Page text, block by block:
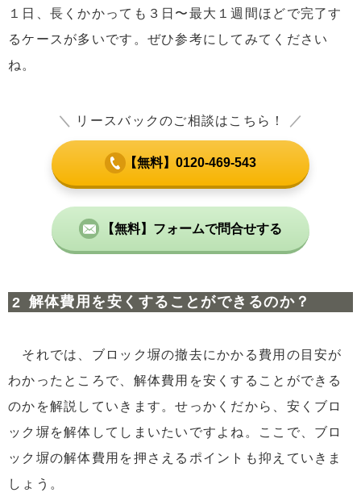
１日、長くかかっても３日〜最大１週間ほどで完了す
るケースが多いです。ぜひ参考にしてみてください
ね。
＼ リースバックのご相談はこちら！ ／
【無料】0120-469-543
【無料】フォームで問合せする
解体費用を安くすることができるのか？
それでは、ブロック塀の撤去にかかる費用の目安が
わかったところで、解体費用を安くすることができる
のかを解説していきます。せっかくだから、安くブロ
ック塀を解体してしまいたいですよね。ここで、ブロ
ック塀の解体費用を押さえるポイントも抑えていきま
しょう。